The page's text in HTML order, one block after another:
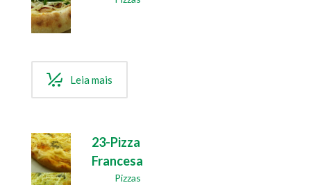
Leia mais
23-Pizza
Francesa
Pizzas